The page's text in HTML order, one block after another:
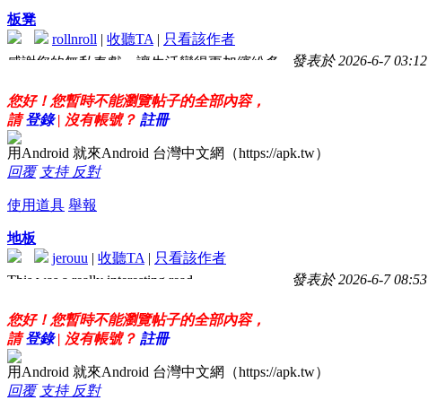
板凳
rollnroll | 收聽TA | 只看該作者
發表於 2026-6-7 03:12
感謝您的無私奉獻，讓生活變得更加繽紛多
您好！您暫時不能瀏覽帖子的全部內容，
請登錄 | 沒有帳號？ 註冊
用Android 就來Android 台灣中文網（https://apk.tw）
回覆 支持 反對
使用道具 舉報
地板
jerouu | 收聽TA | 只看該作者
發表於 2026-6-7 08:53
This was a really interesting read.
您好！您暫時不能瀏覽帖子的全部內容，
請登錄 | 沒有帳號？ 註冊
用Android 就來Android 台灣中文網（https://apk.tw）
回覆 支持 反對